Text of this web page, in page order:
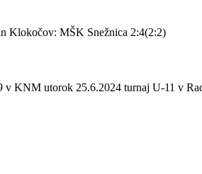
Klokočov: MŠK Snežnica 2:4(2:2)
v KNM utorok 25.6.2024 turnaj U-11 v